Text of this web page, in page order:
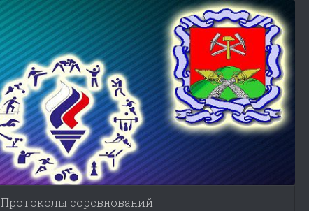
Протоколы соревнований